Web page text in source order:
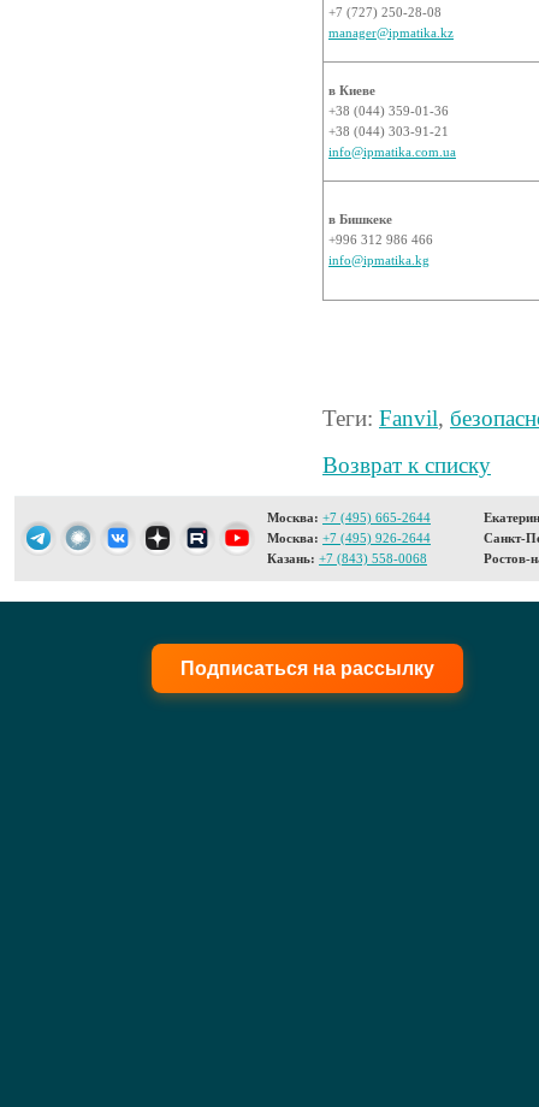
+7 (727) 250-28-08
manager@ipmatika.kz
в Киеве
+38 (044) 359-01-36
+38 (044) 303-91-21
info@ipmatika.com.ua
в Бишкеке
+996 312 986 466
info@ipmatika.kg
Теги: Fanvil,
Возврат к списку
Москва: +7 (495) 665-2644
Москва: +7 (495) 926-2644
Казань: +7 (843) 558-0068
Санкт-
Ростов-
Подписаться на рассылку